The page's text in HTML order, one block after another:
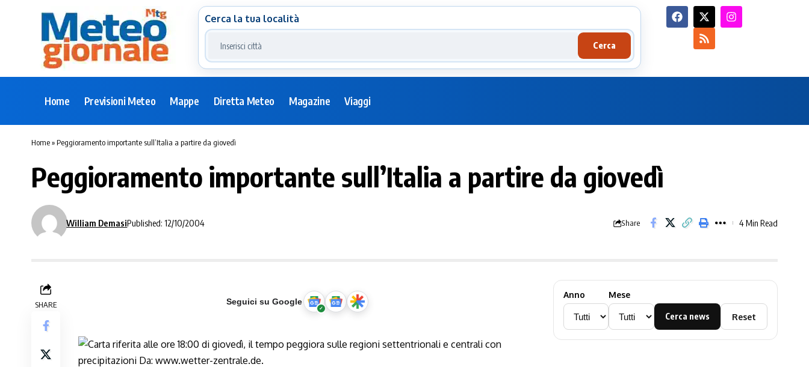
Cerca la tua località
Cerca
Home Previsioni Meteo Mappe Diretta Meteo Magazine Viaggi
Home»Peggioramento importante sull’Italia a partire da giovedì
Peggioramento importante sull’Italia a partire da giovedì
William DemasiPublished: 12/10/2004 Share 4 Min Read
SHARE Seguici su Google
Anno Mese
Cerca news Reset